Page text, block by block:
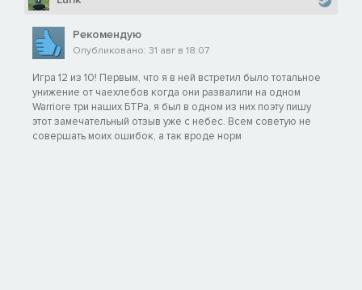
Рекомендую
Опубликовано: 31 авг в 18:07
Игра 12 из 10! Первым, что я в ней встретил было тотальное
унижение от чаехлебов когда они развалили на одном
Warriorе три наших БТРа, я был в одном из них поэту пишу
этот замечательный отзыв уже с небес. Всем советую не
совершать моих ошибок, а так вроде норм